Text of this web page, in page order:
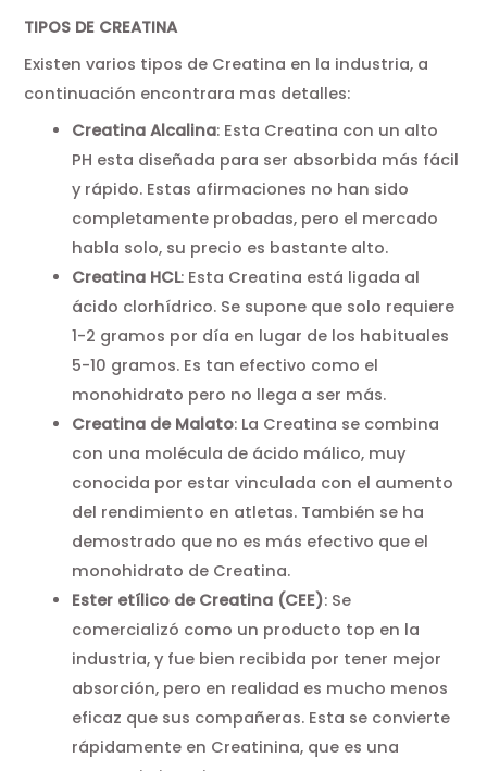
TIPOS DE CREATINA
Existen varios tipos de Creatina en la industria, a
continuación encontrara mas detalles:
Creatina Alcalina: Esta Creatina con un alto
PH esta diseñada para ser absorbida más fácil
y rápido. Estas afirmaciones no han sido
completamente probadas, pero el mercado
habla solo, su precio es bastante alto.
Creatina HCL: Esta Creatina está ligada al
ácido clorhídrico. Se supone que solo requiere
1-2 gramos por día en lugar de los habituales
5-10 gramos. Es tan efectivo como el
monohidrato pero no llega a ser más.
Creatina de Malato: La Creatina se combina
con una molécula de ácido málico, muy
conocida por estar vinculada con el aumento
del rendimiento en atletas. También se ha
demostrado que no es más efectivo que el
monohidrato de Creatina.
Ester etílico de Creatina (CEE): Se
comercializó como un producto top en la
industria, y fue bien recibida por tener mejor
absorción, pero en realidad es mucho menos
eficaz que sus compañeras. Esta se convierte
rápidamente en Creatinina, que es una